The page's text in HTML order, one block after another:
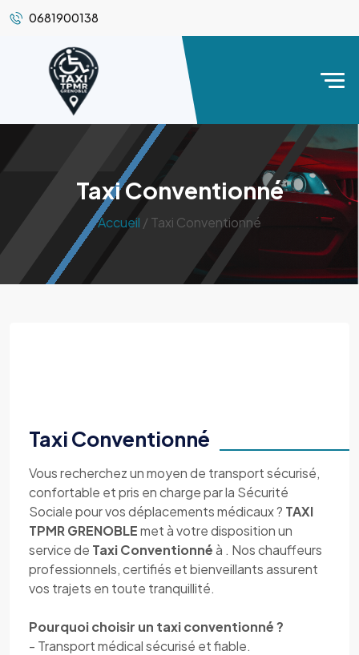
0681900138
Taxi Conventionné
Accueil / Taxi Conventionné
Taxi Conventionné
Vous recherchez un moyen de transport sécurisé,
confortable et pris en charge par la Sécurité
Sociale pour vos déplacements médicaux ? TAXI
TPMR GRENOBLEmet à votre disposition un
service de Taxi Conventionnéà . Nos chauffeurs
professionnels, certifiés et bienveillants assurent
vos trajets en toute tranquillité.
Pourquoi choisir un taxi conventionné ?
- Transport médical sécurisé et fiable.